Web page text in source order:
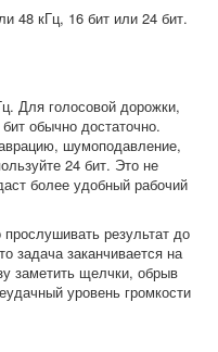
48 кГц, 16 бит или 24 бит.
Для голосовой дорожки,
обычно достаточно.
шумоподавление,
24 бит. Это не
более удобный рабочий
результат до
задача заканчивается на
заметить щелчки, обрыв
уровень громкости